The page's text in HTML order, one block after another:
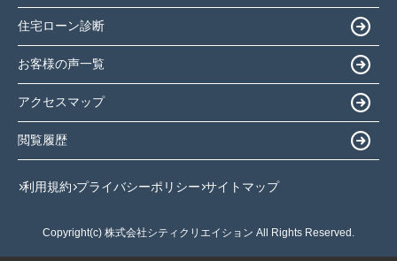
住宅ローン診断
お客様の声一覧
アクセスマップ
閲覧履歴
利用規約 プライバシーポリシー サイトマップ
Copyright(c) 株式会社シティクリエイション All Rights Reserved.